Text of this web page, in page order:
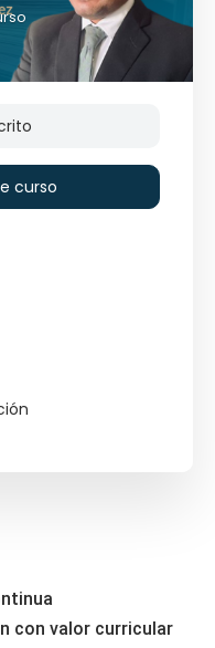
con valor curricular
curso